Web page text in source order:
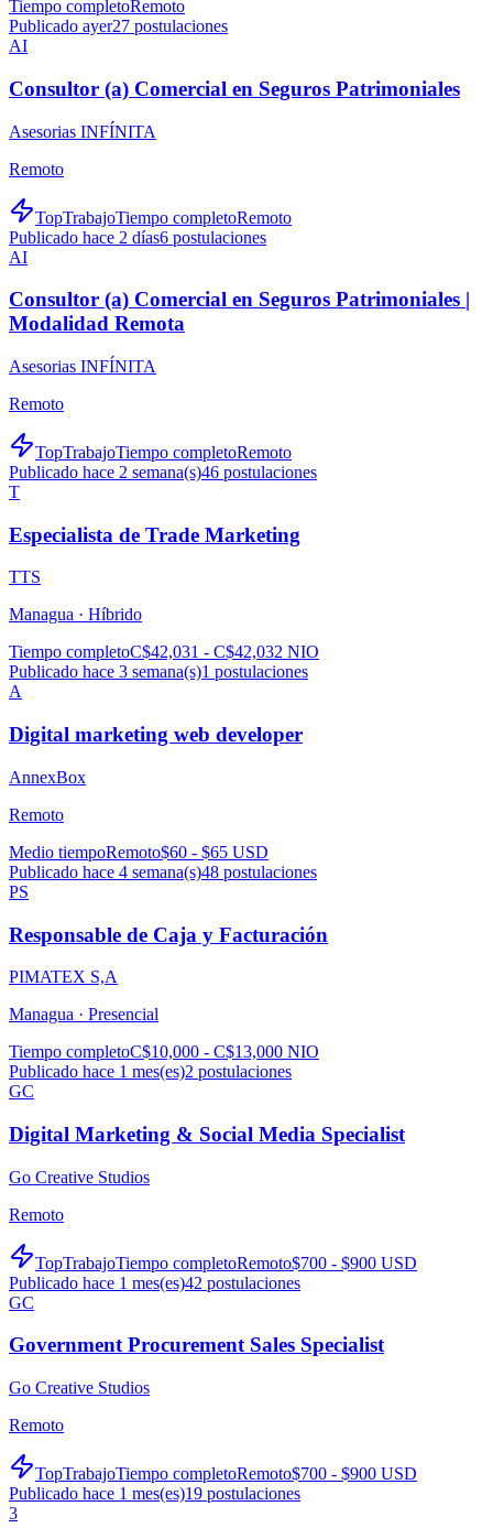
Tiempo completoRemoto
Publicado ayer27 postulaciones
AI
Consultor (a) Comercial en Seguros Patrimoniales
Asesorias INFÍNITA
Remoto
TopTrabajoTiempo completoRemoto
Publicado hace 2 días6 postulaciones
AI
Consultor (a) Comercial en Seguros Patrimoniales |
Modalidad Remota
Asesorias INFÍNITA
Remoto
TopTrabajoTiempo completoRemoto
Publicado hace 2 semana(s)46 postulaciones
T
Especialista de Trade Marketing
TTS
Managua · Híbrido
Tiempo completoC$42,031 - C$42,032 NIO
Publicado hace 3 semana(s)1 postulaciones
A
Digital marketing web developer
AnnexBox
Remoto
Medio tiempoRemoto$60 - $65 USD
Publicado hace 4 semana(s)48 postulaciones
PS
Responsable de Caja y Facturación
PIMATEX S,A
Managua · Presencial
Tiempo completoC$10,000 - C$13,000 NIO
Publicado hace 1 mes(es)2 postulaciones
GC
Digital Marketing & Social Media Specialist
Go Creative Studios
Remoto
TopTrabajoTiempo completoRemoto$700 - $900 USD
Publicado hace 1 mes(es)42 postulaciones
GC
Government Procurement Sales Specialist
Go Creative Studios
Remoto
TopTrabajoTiempo completoRemoto$700 - $900 USD
Publicado hace 1 mes(es)19 postulaciones
3